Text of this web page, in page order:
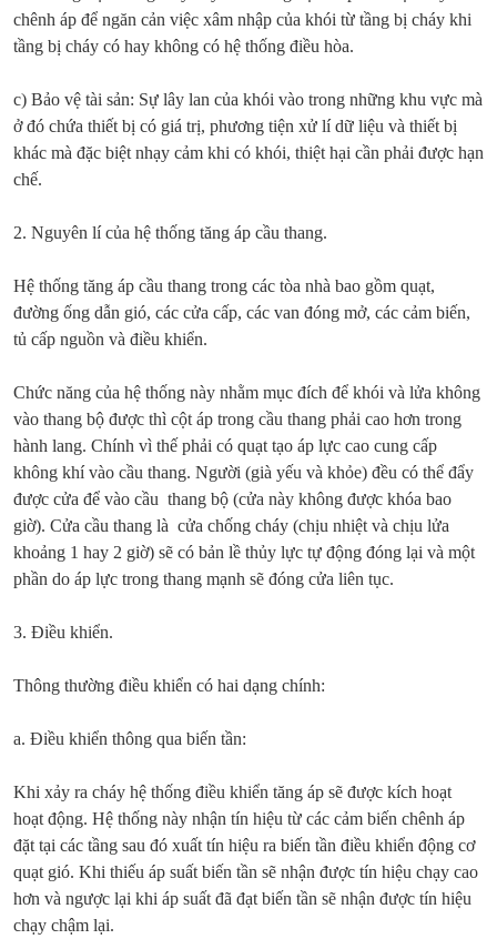
chênh áp để ngăn cản việc xâm nhập của khói từ tầng bị cháy khi
tầng bị cháy có hay không có hệ thống điều hòa.
c) Bảo vệ tài sản: Sự lây lan của khói vào trong những khu vực mà
ở đó chứa thiết bị có giá trị, phương tiện xử lí dữ liệu và thiết bị
khác mà đặc biệt nhạy cảm khi có khói, thiệt hại cần phải được hạn
chế.
2. Nguyên lí của hệ thống tăng áp cầu thang.
Hệ thống tăng áp cầu thang trong các tòa nhà bao gồm quạt,
đường ống dẫn gió, các cửa cấp, các van đóng mở, các cảm biến,
tủ cấp nguồn và điều khiển.
Chức năng của hệ thống này nhằm mục đích để khói và lửa không
vào thang bộ được thì cột áp trong cầu thang phải cao hơn trong
hành lang. Chính vì thế phải có quạt tạo áp lực cao cung cấp
không khí vào cầu thang. Người (già yếu và khỏe) đều có thể đẩy
được cửa để vào cầu thang bộ (cửa này không được khóa bao
giờ). Cửa cầu thang là cửa chống cháy (chịu nhiệt và chịu lửa
khoảng 1 hay 2 giờ) sẽ có bản lề thủy lực tự động đóng lại và một
phần do áp lực trong thang mạnh sẽ đóng cửa liên tục.
3. Điều khiển.
Thông thường điều khiển có hai dạng chính:
a. Điều khiển thông qua biến tần:
Khi xảy ra cháy hệ thống điều khiển tăng áp sẽ được kích hoạt
hoạt động. Hệ thống này nhận tín hiệu từ các cảm biến chênh áp
đặt tại các tầng sau đó xuất tín hiệu ra biến tần điều khiển động cơ
quạt gió. Khi thiếu áp suất biến tần sẽ nhận được tín hiệu chạy cao
hơn và ngược lại khi áp suất đã đạt biến tần sẽ nhận được tín hiệu
chạy chậm lại.